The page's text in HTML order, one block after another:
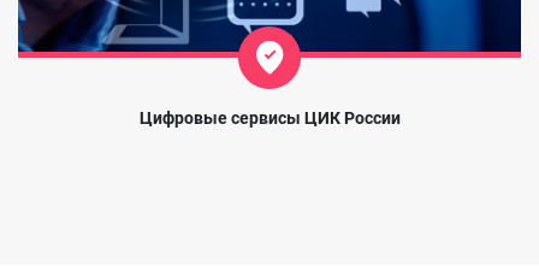
Цифровые сервисы ЦИК России